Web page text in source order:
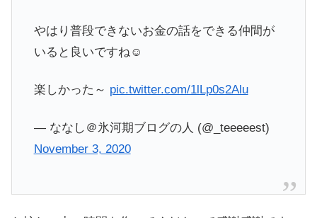
やはり普段できないお金の話をできる仲間が
いると良いですね☺️
楽しかった～ pic.twitter.com/1lLp0s2Alu
— ななし＠氷河期ブログの人 (@_teeeeest)
November 3, 2020